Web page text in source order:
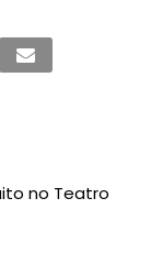
no Teatro